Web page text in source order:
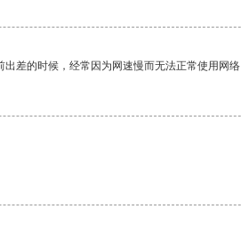
差的时候，经常因为网速慢而无法正常使用网